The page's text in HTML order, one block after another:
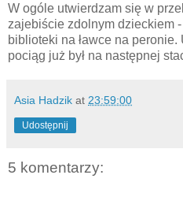
W ogóle utwierdzam się w
zajebiście zdolnym dzieckiem
biblioteki na ławce na
pociąg już był na następnej
Asia Hadzik at 23:59:00
Udostępnij
5 komentarzy: